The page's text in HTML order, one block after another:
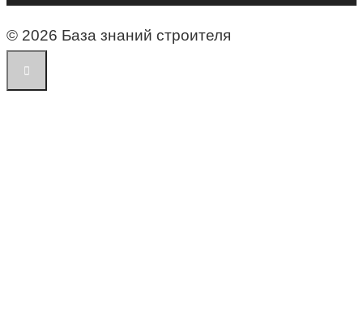
© 2026 База знаний строителя